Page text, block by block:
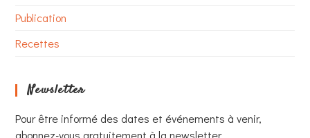
Publication
Recettes
Newsletter
Pour être informé des dates et événements à venir,
abonnez-vous gratuitement à la newsletter